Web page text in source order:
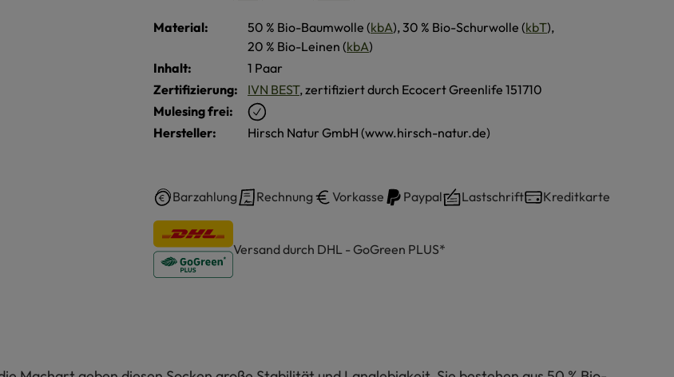
Material: 50 % Bio-Baumwolle (kbA), 30 % Bio-Schurwolle (kbT),
20 % Bio-Leinen (kbA)
Inhalt:
1 Paar
Zertifizierung:
IVN BEST, zertifiziert durch Ecocert Greenlife 151710
Mulesing frei:
Hersteller:
Hirsch Natur GmbH (www.hirsch-natur.de)
Barzahlung Rechnung Vorkasse Paypal Lastschrift Kreditkarte
Versand durch DHL - GoGreen PLUS*